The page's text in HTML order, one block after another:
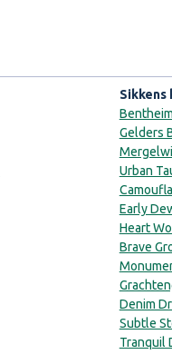
Sikkens
Gelders
Urban
Early
Heart
Brave
Denim
Subtle
Tranquil